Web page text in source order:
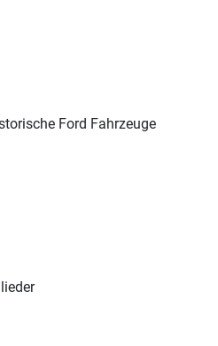
Ford Fahrzeuge